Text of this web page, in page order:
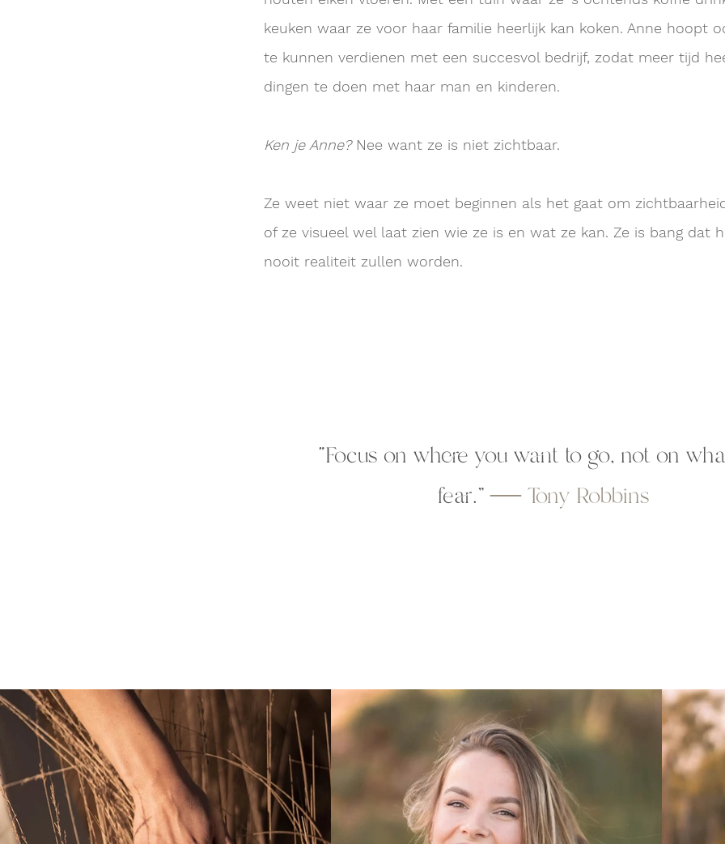
keuken waar ze voor haar familie heerlijk kan koken. Anne hoopt
te kunnen verdienen met een succesvol bedrijf, zodat meer tijd
dingen te doen met haar man en kinderen.
Ken je Anne? Nee want ze is niet zichtbaar.
Ze weet niet waar ze moet beginnen als het gaat om
of ze visueel wel laat zien wie ze is en wat ze kan. Ze is bang dat
nooit realiteit zullen worden.
“Focus on where you want to go, not on
fear.”― Tony Robbins